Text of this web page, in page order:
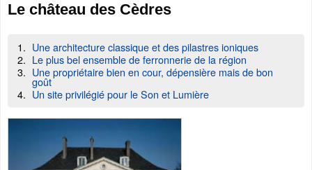
Le château des Cèdres
Une architecture classique et des pilastres ioniques
Le plus bel ensemble de ferronnerie de la région
Une propriétaire bien en cour, dépensière mais de bon
goût
Un site privilégié pour le Son et Lumière